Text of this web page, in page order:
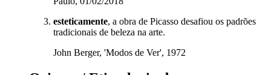
esteticamente, a obra de Picasso desafiou os padrões
tradicionais de beleza na arte.
John Berger, 'Modos de Ver', 1972